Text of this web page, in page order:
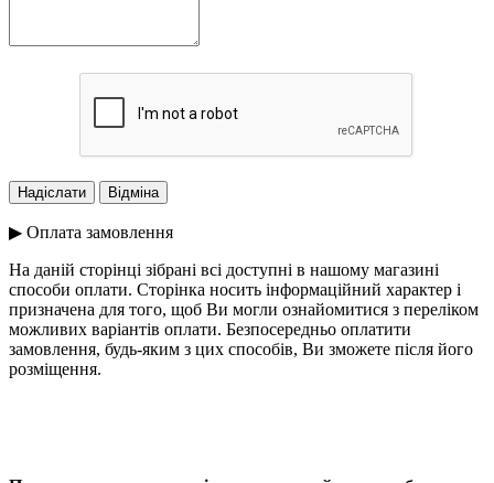
▶ Оплата замовлення
На даній сторінці зібрані всі доступні в нашому магазині
способи оплати. Сторінка носить інформаційний характер і
призначена для того, щоб Ви могли ознайомитися з переліком
можливих варіантів оплати. Безпосередньо оплатити
замовлення, будь-яким з цих способів, Ви зможете після його
розміщення.